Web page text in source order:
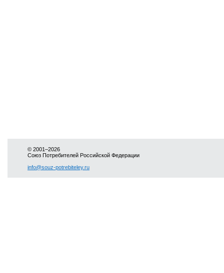
© 2001–2026
Союз Потребителей Российской Федерации
info@souz-potrebiteley.ru